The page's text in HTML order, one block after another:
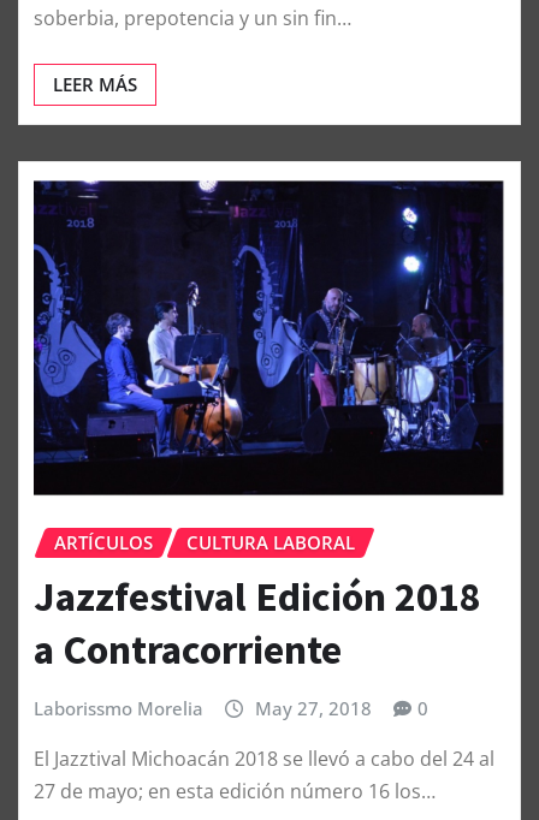
soberbia, prepotencia y un sin fin…
LEER MÁS
ARTÍCULOS CULTURA LABORAL
Jazzfestival Edición 2018
a Contracorriente
Laborissmo Morelia May 27, 2018 0
El Jazztival Michoacán 2018 se llevó a cabo del 24 al
27 de mayo; en esta edición número 16 los…